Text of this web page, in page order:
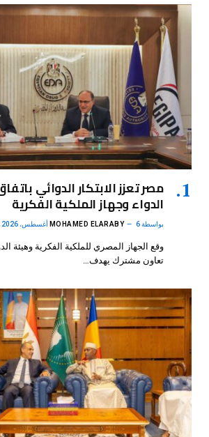
مصر تعزز الابتكار الدوائي
الدواء وجهاز الملكية الفكرية
بواسطة MOHAMED ELARABY 6 أغسطس، 2026
وقع الجهاز المصري للملكية الفكرية وهيئة
تعاون مشترك يهدف…